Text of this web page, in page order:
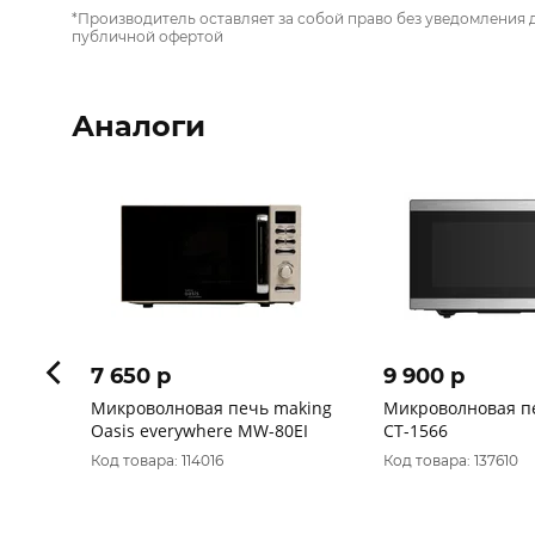
*Производитель оставляет за собой право без
публичной офертой
Аналоги
7 650 p
Микроволновая печь making
Oasis everywhere MW-80EI
Код товара: 114016
9 900 p
Микроволновая
CT-1566
Код товара: 137610